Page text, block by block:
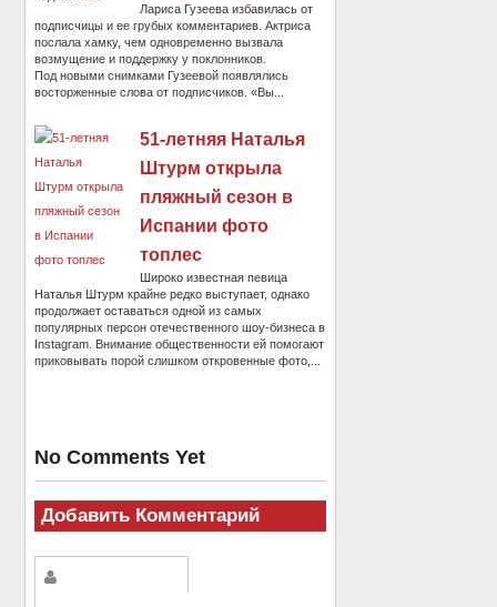
Лариса Гузеева избавилась от
подписчицы и ее грубых комментариев. Актриса
послала хамку, чем одновременно вызвала
возмущение и поддержку у поклонников.
Под новыми снимками Гузеевой появлялись
восторженные слова от подписчиков. «Вы...
51-летняя Наталья
Штурм открыла
пляжный сезон в
Испании фото
топлес
Широко известная певица
Наталья Штурм крайне редко выступает, однако
продолжает оставаться одной из самых
популярных персон отечественного шоу-бизнеса в
Instagram. Внимание общественности ей помогают
приковывать порой слишком откровенные фото,...
No Comments Yet
Добавить Комментарий